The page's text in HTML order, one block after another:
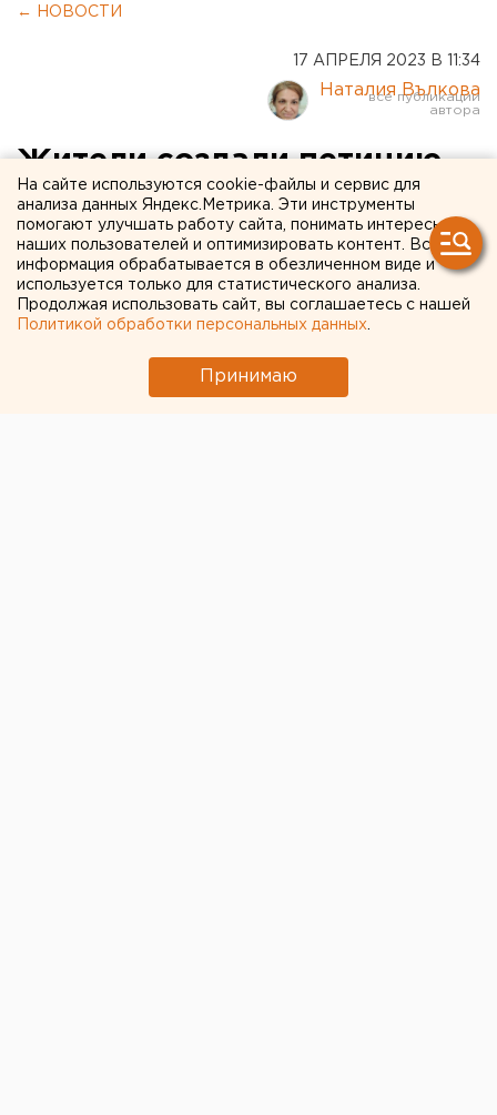
← НОВОСТИ
17 АПРЕЛЯ 2023 В 11:34
Наталия Вълкова
Жители создали петицию
об отставке главы
Оренбурга Салмина
На сайте используются cookie-файлы и сервис для
анализа данных Яндекс.Метрика. Эти инструменты
помогают улучшать работу сайта, понимать интересы
наших пользователей и оптимизировать контент. Вся
информация обрабатывается в обезличенном виде и
используется только для статистического анализа.
Продолжая использовать сайт, вы соглашаетесь с нашей
Политикой обработки персональных данных
Принимаю